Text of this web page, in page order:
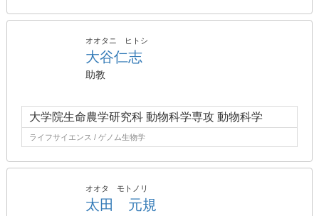
オオタニ ヒトシ
大谷仁志
助教
大学院生命農学研究科 動物科学専攻 動物科学
ライフサイエンス / ゲノム生物学
オオタ モトノリ
太田 元規